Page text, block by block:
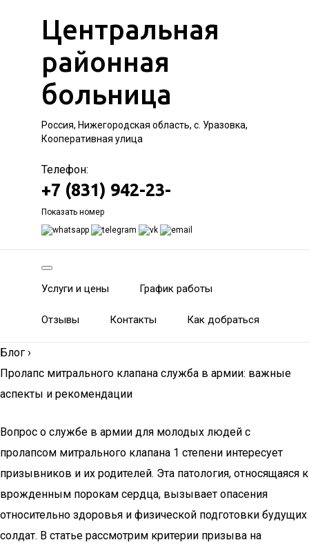
Центральная
районная
больница
Россия, Нижегородская область, с. Уразовка,
Кооперативная улица
Телефон:
+7 (831) 942-23-
Показать номер
Услуги и цены График работы
Отзывы Контакты Как добраться
Блог ›
Пролапс митрального клапана служба в армии: важные
аспекты и рекомендации
Вопрос о службе в армии для молодых людей с
пролапсом митрального клапана 1 степени интересует
призывников и их родителей. Эта патология, относящаяся к
врожденным порокам сердца, вызывает опасения
относительно здоровья и физической подготовки будущих
солдат. В статье рассмотрим критерии призыва на